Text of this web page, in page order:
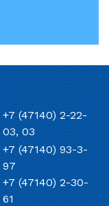
+7 (47140) 2-22-
03, 03
+7 (47140) 93-3-
97
+7 (47140) 2-30-
61